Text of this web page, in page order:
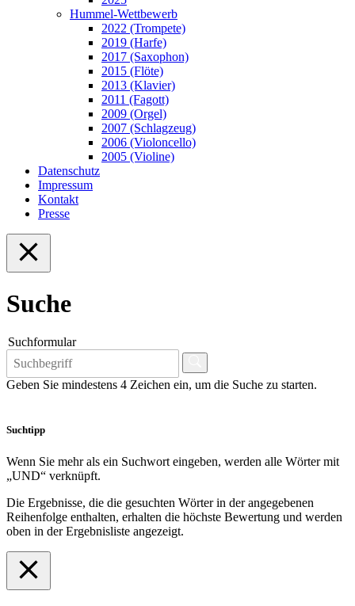
Hummel-Wettbewerb
2022 (Trompete)
2019 (Harfe)
2017 (Saxophon)
2015 (Flöte)
2013 (Klavier)
2011 (Fagott)
2009 (Orgel)
2007 (Schlagzeug)
2006 (Violoncello)
2005 (Violine)
Datenschutz
Impressum
Kontakt
Presse
Suche
Suchformular
Geben Sie mindestens 4 Zeichen ein, um die Suche zu starten.
Suchtipp
Wenn Sie mehr als ein Suchwort eingeben, werden alle Wörter mit
„UND“ verknüpft.
Die Ergebnisse, die die gesuchten Wörter in der angegebenen
Reihenfolge enthalten, erhalten die höchste Bewertung und werden
oben in der Ergebnisliste angezeigt.